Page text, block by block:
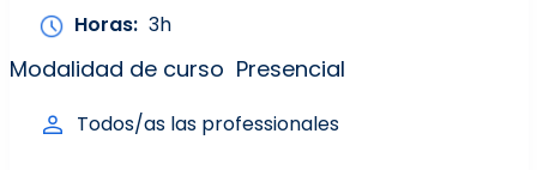
Horas 3h
Modalidad de curso Presencial
Todos/as las professionales